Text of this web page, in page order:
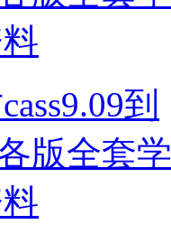
到
版全套学